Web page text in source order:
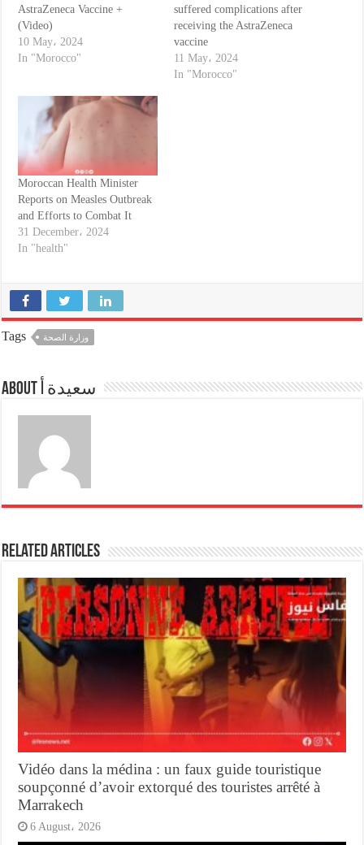
AstraZeneca Vaccine +
(Video)
10 May، 2024
In "Morocco"
suffered complications after
receiving the AstraZeneca
vaccine
11 May، 2024
In "Morocco"
Moroccan Health Minister
Reports on Measles Outbreak
and Efforts to Combat It
31 December، 2024
In "health"
Tags وزارة الصحة
About سعيدة أ
Related Articles
Vidéo dans la médina : un faux guide touristique
soupçonné d’avoir extorqué des touristes arrêté à
Marrakech
6 August، 2026